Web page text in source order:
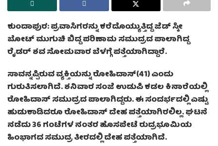
ಕುಂದಾಪುರ: ಪ್ರವಾಸಿಗರನ್ನು ಕರೆದೊಯ್ಯುತ್ತಿದ್ದ ಜೆಡ್ ಸ್ಕೀ
ಬೋಟ್ ಮುಗುಚಿ ಬಿದ್ದ ಪರಿಣಾಮ ಸಮುದ್ರದ ಪಾಲಾಗಿದ್ದ
ರೈಡರ್ ಶವ ಸೋಮವಾರ ಬೆಳಗ್ಗೆ ಪತ್ತೆಯಾಗಿದ್ದಾರೆ.
ಸಾವನ್ನಪ್ಪಿರುವ ವ್ಯಕ್ತಿಯನ್ನು ರೋಹಿದಾಸ್(41) ಎಂದು
ಗುರುತಿಸಲಾಗಿದೆ. ಶನಿವಾರ ಸಂಜೆ ಉಡುಪಿ ಕಡಲ ಕಿನಾರೆಯಲ್ಲಿ
ರೋಹಿದಾಸ್ ಸಮುದ್ರದ ಪಾಲಾಗಿದ್ದರು. ಈ ಸಂದರ್ಭದಲ್ಲಿ ಎಷ್ಟು
ಹುಡುಕಾಡಿದರೂ ರೋಹಿದಾಸ್ ದೇಹ ಪತ್ತೆಯಾಗಿರಲಿಲ್ಲ. ಘಟನೆ
ನಡೆದು 36 ಗಂಟೆಗಳ ನಂತರ ಹೊಸಪೇಟೆ ರುದ್ರಭೂಮಿಯ
ಹಿಂಭಾಗದ ಸಮುದ್ರ ತೀರದಲ್ಲಿ ದೇಹ ಪತ್ತೆಯಾಗಿದೆ.